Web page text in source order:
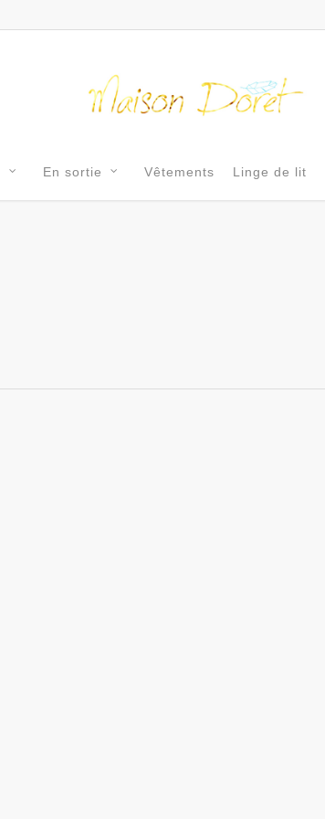
En sortie Vêtements Linge de lit